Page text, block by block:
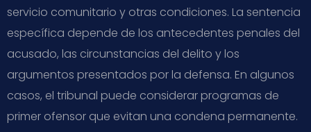
servicio comunitario y otras condiciones. La sentencia
específica depende de los antecedentes penales del
acusado, las circunstancias del delito y los
argumentos presentados por la defensa. En algunos
casos, el tribunal puede considerar programas de
primer ofensor que evitan una condena permanente.